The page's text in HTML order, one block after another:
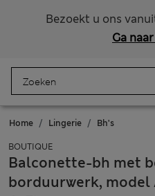
Bezoekt u ons
Ga
Home Lingerie Bh's
BOUTIQUE
Balconette-bh met
borduurwerk, model